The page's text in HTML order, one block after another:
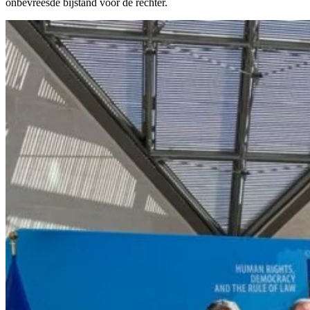
onbevreesde bijstand voor de rechter.